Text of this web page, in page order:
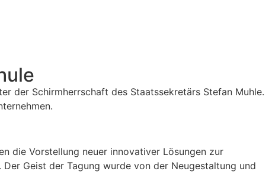
der Schirmherrschaft des Staatssekretärs Stefan Muhle.
die Vorstellung neuer innovativer Lösungen zur
Geist der Tagung wurde von der Neugestaltung und